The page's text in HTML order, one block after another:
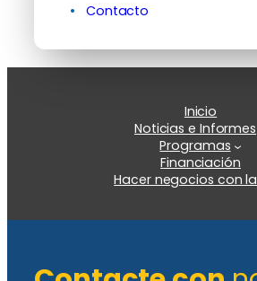
Contacto
Inicio
Noticias e Informes
Programas
Financiación
Hacer negocios con la